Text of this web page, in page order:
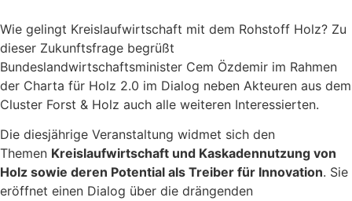
Wie gelingt Kreislaufwirtschaft mit dem Rohstoff Holz? Zu
dieser Zukunftsfrage begrüßt
Bundeslandwirtschaftsminister Cem Özdemir im Rahmen
der Charta für Holz 2.0 im Dialog neben Akteuren aus dem
Cluster Forst & Holz auch alle weiteren Interessierten.
Die diesjährige Veranstaltung widmet sich den
Themen Kreislaufwirtschaft und Kaskadennutzung von
Holz sowie deren Potential als Treiber für Innovation. Sie
eröffnet einen Dialog über die drängenden